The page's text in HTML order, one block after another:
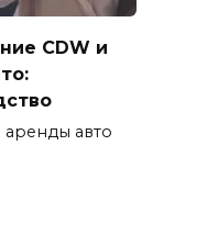
CDW и
аренды авто